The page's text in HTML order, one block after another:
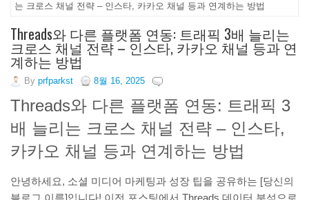
는 크로스 채널 전략 – 인스타, 카카오 채널 등과 연계하는 방법
Threads와 다른 플랫폼 연동: 트래픽 3배 늘리는
크로스 채널 전략 – 인스타, 카카오 채널 등과 연
계하는 방법
By prfparkst 8월 16, 2025
Threads와 다른 플랫폼 연동: 트래픽 3
배 늘리는 크로스 채널 전략 – 인스타,
카카오 채널 등과 연계하는 방법
안녕하세요, 소셜 미디어 마케팅과 성장 팁을 공유하는 [당신의
블로그 이름]입니다! 이전 포스팅에서 Threads 데이터 분석으로